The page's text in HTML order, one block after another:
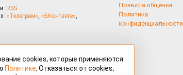
RSS
«Телеграм», «ВКонтакте»,
Правила общения
Политика
конфиденциальности
cookies, которые применяются
Политике . Отказаться от cookies,